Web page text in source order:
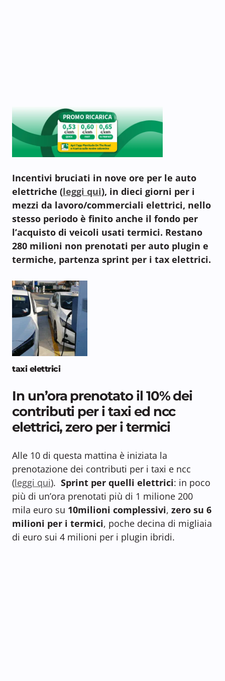
Incentivi bruciati in nove ore per le auto
elettriche (leggi qui), in dieci giorni per i
mezzi da lavoro/commerciali elettrici, nello
stesso periodo è finito anche il fondo per
l’acquisto di veicoli usati termici. Restano
280 milioni non prenotati per auto plugin e
termiche, partenza sprint per i tax elettrici.
taxi elettrici
In un’ora prenotato il 10% dei
contributi per i taxi ed ncc
elettrici, zero per i termici
Alle 10 di questa mattina è iniziata la
prenotazione dei contributi per i taxi e ncc
(leggi qui). Sprint per quelli elettrici: in poco
più di un’ora prenotati più di 1 milione 200
mila euro su 10milioni complessivi, zero su 6
milioni per i termici, poche decina di migliaia
di euro sui 4 milioni per i plugin ibridi.